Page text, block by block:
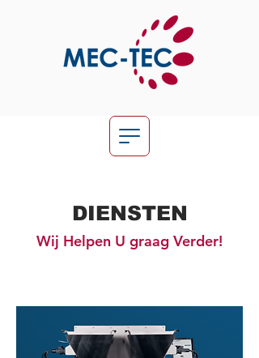
DIENSTEN
Wij Helpen U graag Verder!